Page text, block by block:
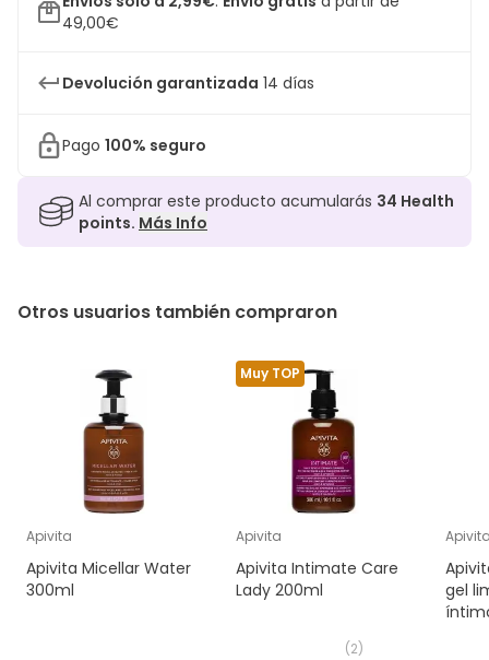
49,00€
Devolución garantizada 14 días
Pago 100% seguro
Al comprar este producto acumularás 34 Health
points. Más Info
Otros usuarios también compraron
Apivita
Apivita Micellar Water
300ml
Muy TOP
Apivita
Apivita Intimate Care
Lady 200ml
(2)
gel